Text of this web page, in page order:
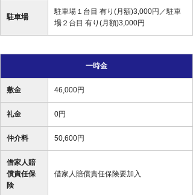
駐車場
駐車場１台目 有り(月額)3,000円／駐車
場２台目 有り(月額)3,000円
一時金
敷金 46,000円
礼金 0円
仲介料 50,600円
借家人賠
償責任保
険
借家人賠償責任保険要加入